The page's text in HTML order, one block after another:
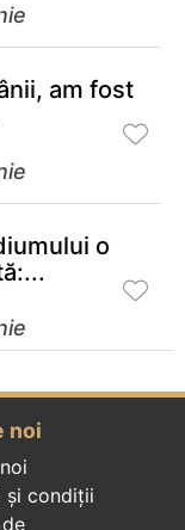
am fost
o
noi
și condiții